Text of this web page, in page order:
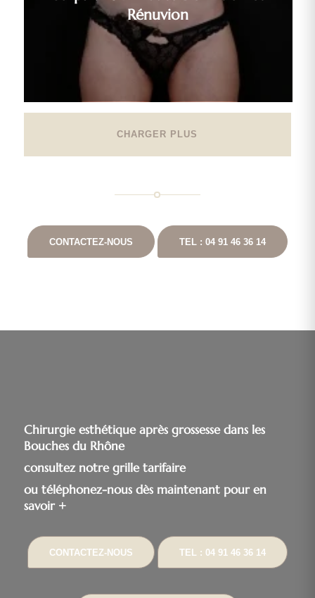
Rénuvion
CHARGER PLUS
CONTACTEZ-NOUS TEL : 04 91 46 36 14
Chirurgie esthétique après grossesse dans les
Bouches du Rhône
consultez notre grille tarifaire
ou téléphonez-nous dès maintenant pour en
savoir +
CONTACTEZ-NOUS TEL : 04 91 46 36 14